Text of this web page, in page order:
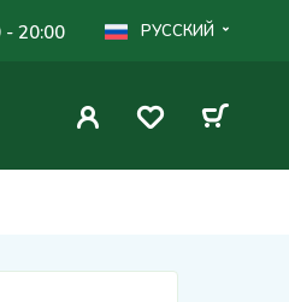
- 20:00 РУССКИЙ